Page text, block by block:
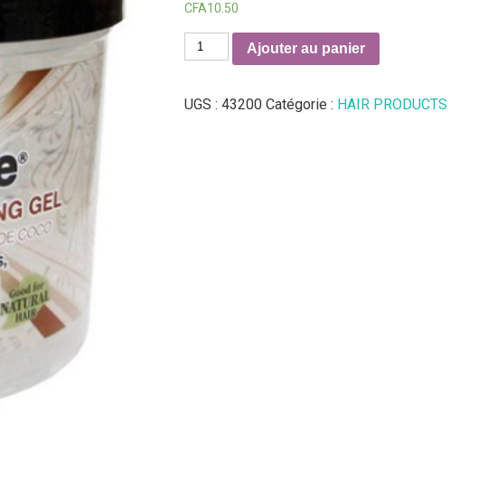
CFA10.50
quantité
de
Styl
Ajouter au panier
UGS :43200 Catégorie : HAIR PRODUCTS